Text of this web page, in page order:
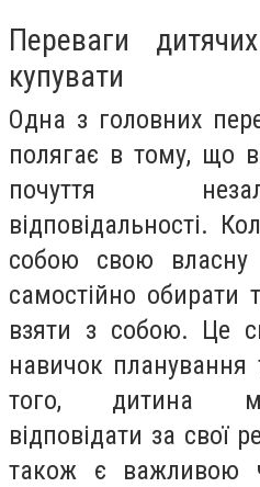
Переваги
купувати
Одна з головних
полягає в тому, що
почуття
відповідальності.
собою свою
самостійно обирати
взяти з собою. Це
навичок планування
того, дитина
відповідати за свої
також є важливою